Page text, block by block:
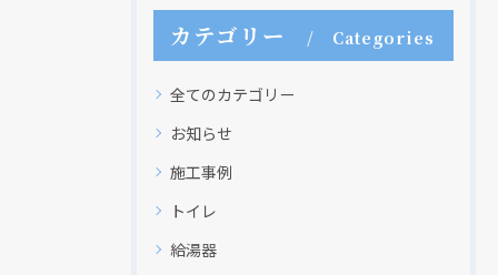
カテゴリー Categories
全てのカテゴリー
お知らせ
施工事例
トイレ
給湯器